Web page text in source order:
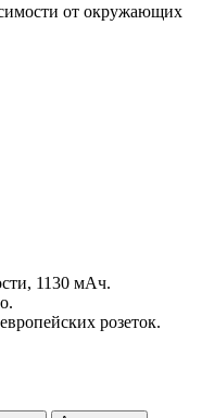
от окружающих
1130 мАч.
розеток.